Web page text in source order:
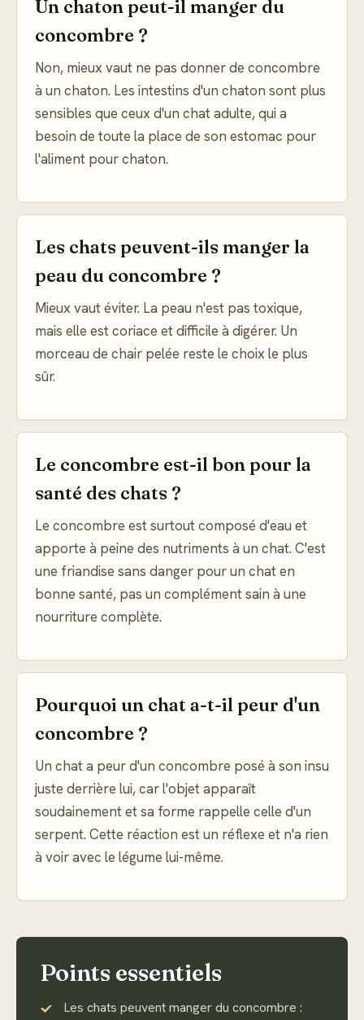
Un chaton peut-il manger du
concombre ?
Non, mieux vaut ne pas donner de concombre
à un chaton. Les intestins d'un chaton sont plus
sensibles que ceux d'un chat adulte, qui a
besoin de toute la place de son estomac pour
l'aliment pour chaton.
Les chats peuvent-ils manger la
peau du concombre ?
Mieux vaut éviter. La peau n'est pas toxique,
mais elle est coriace et difficile à digérer. Un
morceau de chair pelée reste le choix le plus
sûr.
Le concombre est-il bon pour la
santé des chats ?
Le concombre est surtout composé d'eau et
apporte à peine des nutriments à un chat. C'est
une friandise sans danger pour un chat en
bonne santé, pas un complément sain à une
nourriture complète.
Pourquoi un chat a-t-il peur d'un
concombre ?
Un chat a peur d'un concombre posé à son insu
juste derrière lui, car l'objet apparaît
soudainement et sa forme rappelle celle d'un
serpent. Cette réaction est un réflexe et n'a rien
à voir avec le légume lui-même.
Points essentiels
Les chats peuvent manger du concombre :